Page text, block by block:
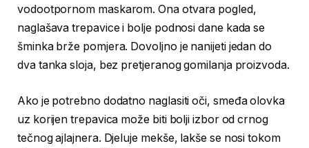
vodootpornom maskarom. Ona otvara pogled,
naglašava trepavice i bolje podnosi dane kada se
šminka brže pomjera. Dovoljno je nanijeti jedan do
dva tanka sloja, bez pretjeranog gomilanja proizvoda.
Ako je potrebno dodatno naglasiti oči, smeđa olovka
uz korijen trepavica može biti bolji izbor od crnog
tečnog ajlajnera. Djeluje mekše, lakše se nosi tokom